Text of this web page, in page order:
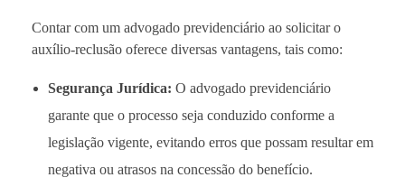
Contar com um advogado previdenciário ao solicitar o
auxílio-reclusão oferece diversas vantagens, tais como:
Segurança Jurídica: O advogado previdenciário
garante que o processo seja conduzido conforme a
legislação vigente, evitando erros que possam resultar em
negativa ou atrasos na concessão do benefício.